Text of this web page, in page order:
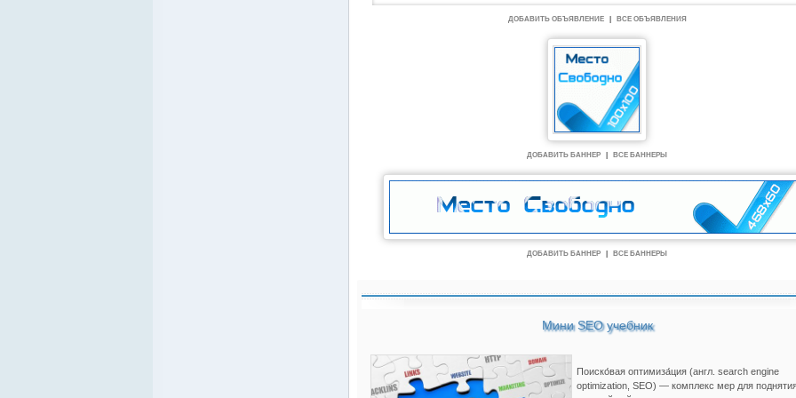
ДОБАВИТЬ ОБЪЯВЛЕНИЕ ВСЕ ОБЪЯВЛЕНИЯ
ДОБАВИТЬ БАННЕР ВСЕ БАННЕРЫ
ДОБАВИТЬ БАННЕР ВСЕ БАННЕРЫ
Мини SEO учебник
Поиско́вая оптимиза́ция (англ. search engine
optimization, SEO) — комплекс мер для